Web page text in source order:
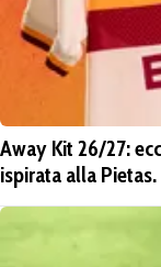
Away Kit 26/27:
ispirata alla